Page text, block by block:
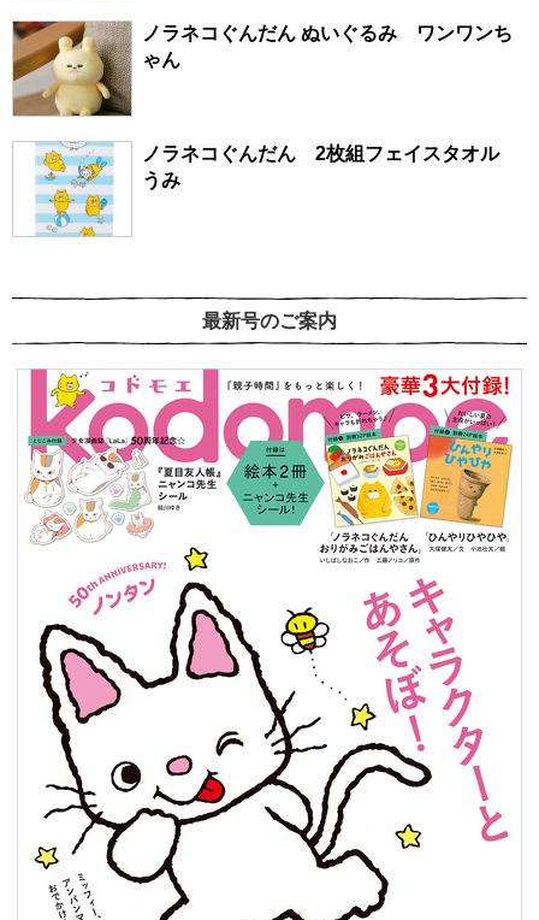
ノラネコぐんだん ぬいぐるみ ワンワンち
ゃん
ノラネコぐんだん 2枚組フェイスタオル
うみ
最新号のご案内